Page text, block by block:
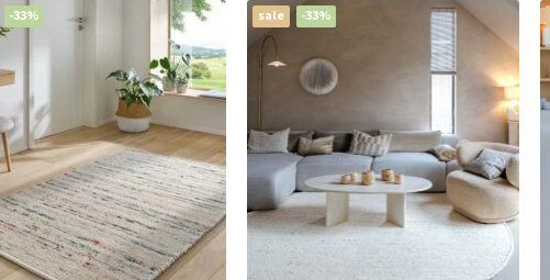
-33% sale -33%